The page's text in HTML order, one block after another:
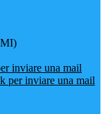
inviare una mail
per inviare una mail